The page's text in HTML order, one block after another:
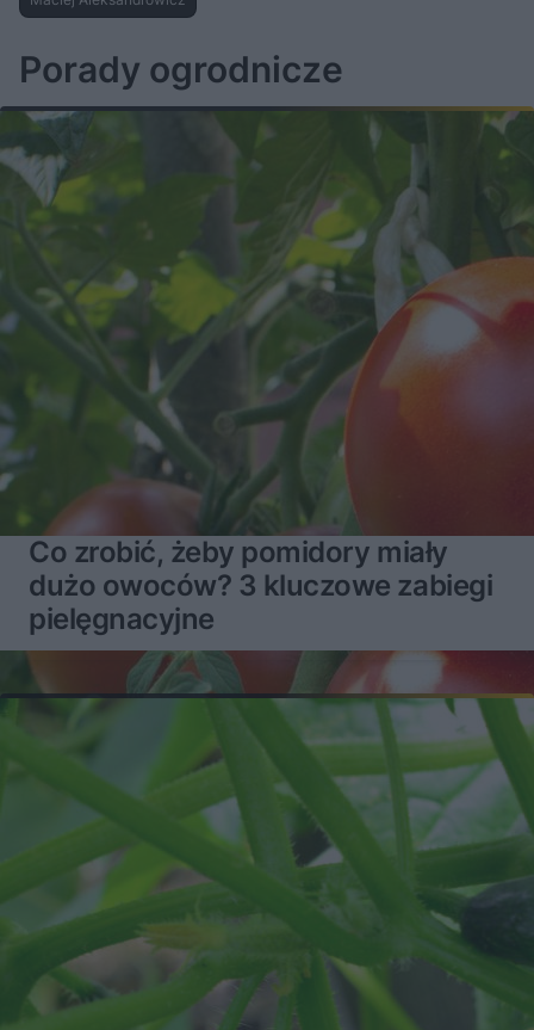
Porady ogrodnicze
Co zrobić, żeby pomidory miały
dużo owoców? 3 kluczowe zabiegi
pielęgnacyjne